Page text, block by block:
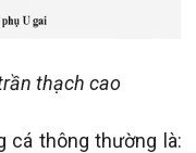
thạch cao
cá thông thường là: